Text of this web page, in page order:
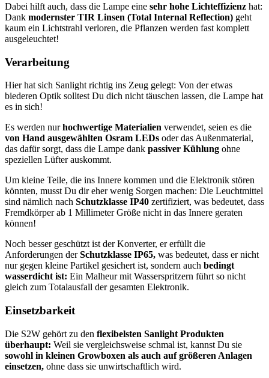
Dabei hilft auch, dass die Lampe eine sehr hohe Lichteffizienz hat:
Dank modernster TIR Linsen (Total Internal Reflection) geht
kaum ein Lichtstrahl verloren, die Pflanzen werden fast komplett
ausgeleuchtet!
Verarbeitung
Hier hat sich Sanlight richtig ins Zeug gelegt: Von der etwas
biederen Optik solltest Du dich nicht täuschen lassen, die Lampe hat
es in sich!
Es werden nurhochwertige Materialien verwendet, seien es die
von Hand ausgewählten Osram LEDs oder das Außenmaterial,
das dafür sorgt, dass die Lampe dank passiver Kühlung ohne
speziellen Lüfter auskommt.
Um kleine Teile, die ins Innere kommen und die Elektronik stören
könnten, musst Du dir eher wenig Sorgen machen: Die Leuchtmittel
sind nämlich nach Schutzklasse IP40 zertifiziert, was bedeutet, dass
Fremdkörper ab 1 Millimeter Größe nicht in das Innere geraten
können!
Noch besser geschützt ist der Konverter, er erfüllt die
Anforderungen derSchutzklasse IP65, was bedeutet, dass er nicht
nur gegen kleine Partikel gesichert ist, sondern auch bedingt
wasserdicht ist: Ein Malheur mit Wasserspritzern führt so nicht
gleich zum Totalausfall der gesamten Elektronik.
Einsetzbarkeit
Die S2W gehört zu den flexibelsten Sanlight Produkten
überhaupt: Weil sie vergleichsweise schmal ist, kannst Du sie
sowohl in kleinen Growboxen als auch auf größeren Anlagen
einsetzen, ohne dass sie unwirtschaftlich wird.